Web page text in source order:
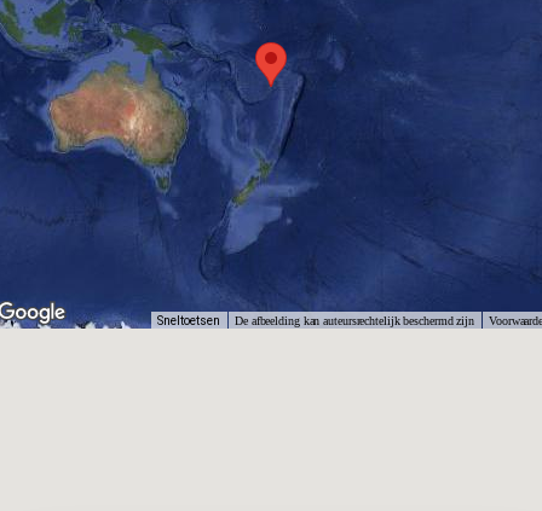
Sneltoetsen De afbeelding kan auteursrechtelijk beschermd zijn